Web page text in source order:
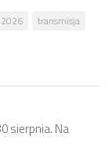
2026
transmisja
sierpnia. Na